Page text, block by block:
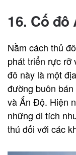
16. Cố đô
Nằm cách thủ
phát triển rực rỡ
đô này là một
đường buôn
và Ấn Độ. Hiện
những di tích
thú đối với các